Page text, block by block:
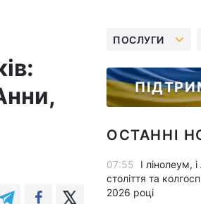
ПОСЛУГИ
ОСТАННІ
07:55
І лінолеум,
століття та
2026 році